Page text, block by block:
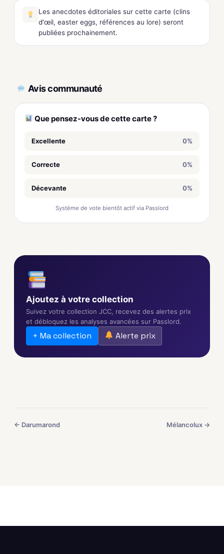
Les anecdotes éditoriales sur cette carte (clins
d'œil, easter eggs, références au lore) seront
publiées prochainement.
Avis communauté
Que pensez-vous de cette carte ?
Excellente 0%
Correcte 0%
Décevante 0%
Système de vote bientôt actif via Passlord
Ajoutez à votre collection
Suivez votre collection JCC, recevez des alertes prix
et débloquez les analyses avancées sur Passlord.
+ Ma collection Alerte prix
← Darumarond Mélancolux →